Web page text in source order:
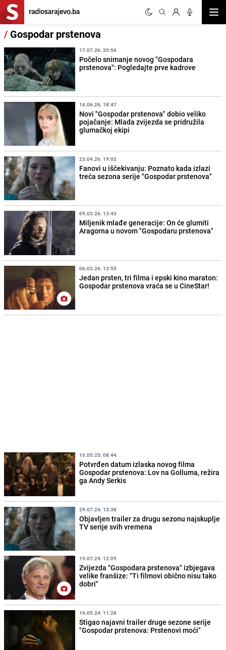
/ Gospodar prstenova
17.07.26. 20:56
Počelo snimanje novog "Gospodara
prstenova": Pogledajte prve kadrove
16.06.26. 18:47
Novi "Gospodar prstenova" dobio veliko
pojačanje: Mlada zvijezda se pridružila
glumačkoj ekipi
23.04.26. 19:02
Fanovi u iščekivanju: Poznato kada izlazi
treća sezona serije "Gospodar prstenova"
09.03.26. 13:43
Miljenik mlađe generacije: On će glumiti
Aragorna u novom "Gospodaru prstenova"
06.03.26. 13:55
Jedan prsten, tri filma i epski kino maraton:
Gospodar prstenova vraća se u CineStar!
10.05.25. 08:44
Potvrđen datum izlaska novog filma
Gospodar prstenova: Lov na Golluma, režira
ga Andy Serkis
29.07.24. 13:38
Objavljen trailer za drugu sezonu najskuplje
TV serije svih vremena
19.07.24. 12:09
Zvijezda "Gospodara prstenova" izbjegava
velike franšize: "Ti filmovi obično nisu tako
dobri"
16.05.24. 11:28
Stigao najavni trailer druge sezone serije
"Gospodar prstenova: Prstenovi moći"